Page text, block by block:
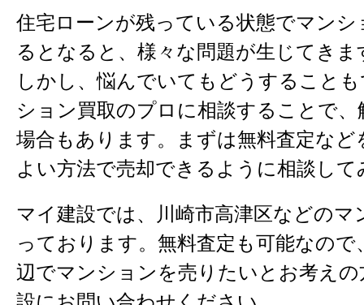
住宅ローンが残っている状態でマンシ
るとなると、様々な問題が生じてきま
しかし、悩んでいてもどうすること
ション買取のプロに相談することで
場合もあります。まずは無料査定など
よい方法で売却できるように相談し
マイ建設では、川崎市高津区などのマ
っております。無料査定も可能なので
辺でマンションを売りたいとお考え